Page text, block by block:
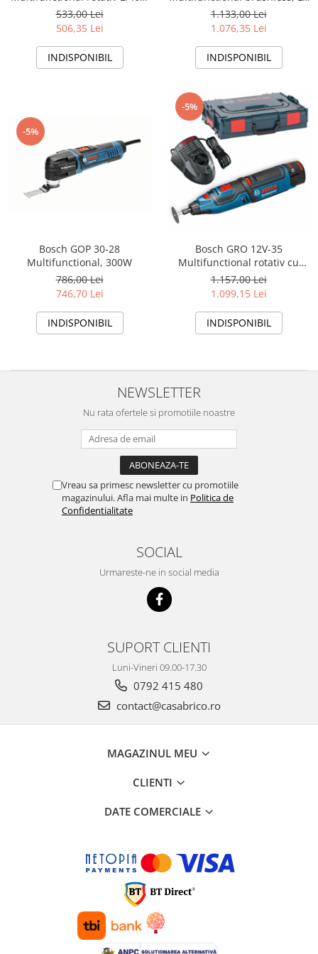
Pompe de beton
fara acumulator in set
533,00 Lei
506,35 Lei
INDISPONIBIL
Ion, fara acumulator in set
1.133,00 Lei
1.076,35 Lei
INDISPONIBIL
-5%
Bosch GOP 30-28
Multifunctional, 300W
786,00 Lei
746,70 Lei
INDISPONIBIL
-5%
Bosch GRO 12V-35
Multifunctional rotativ cu
acumulator, 12V + 2 x
Acumulatori GBA 12V 2.0Ah +
+ L-Boxx
1.157,00 Lei
1.099,15 Lei
INDISPONIBIL
NEWSLETTER
Nu rata ofertele si promotiile noastre
Vreau sa primesc newsletter cu promotiile
magazinului. Afla mai multe in Politica de
Confidentialitate
SOCIAL
Urmareste-ne in social media
SUPORT CLIENTI
Luni-Vineri 09.00-17.30
0792 415 480
contact@casabrico.ro
MAGAZINUL MEU
CLIENTI
DATE COMERCIALE